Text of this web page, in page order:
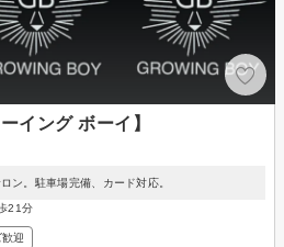
イング ボーイ】
ン。駐車場完備、カード対応。
21分
歓迎